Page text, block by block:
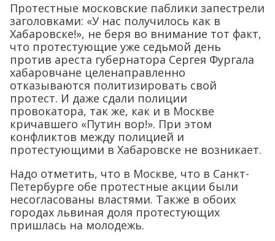
Протестные московские паблики запестрели
заголовками: «У нас получилось как в
Хабаровске!», не беря во внимание тот факт,
что протестующие уже седьмой день
против ареста губернатора Сергея Фургала
хабаровчане целенаправленно
отказываются политизировать свой
протест. И даже сдали полиции
провокатора, так же, как и в Москве
кричавшего «Путин вор!». При этом
конфликтов между полицией и
протестующими в Хабаровске не возникает.
Надо отметить, что в Москве, что в Санкт-
Петербурге обе протестные акции были
несогласованы властями. Также в обоих
городах львиная доля протестующих
пришлась на молодежь.